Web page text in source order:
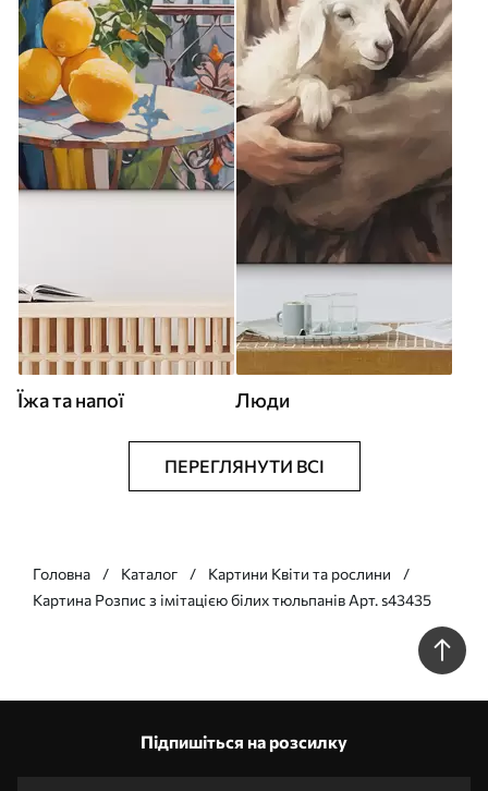
Їжа та напої Люди
ПЕРЕГЛЯНУТИ ВСІ
Головна Каталог
Картини Квіти та рослини
Картина Розпис з імітацією білих тюльпанів Арт. s43435
Підпишіться на розсилку